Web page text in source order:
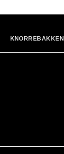
KNORREBAKKEN